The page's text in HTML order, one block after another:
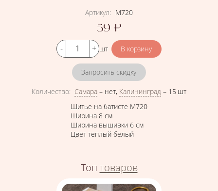
Артикул: М720
Цена
59 ₽
Кол-во шт
Запросить скидку
Количество: Самара – нет, Калининград – 15 шт
Шитье на батисте М720
Ширина 8 см
Ширина вышивки 6 см
Цвет теплый белый
Топ товаров